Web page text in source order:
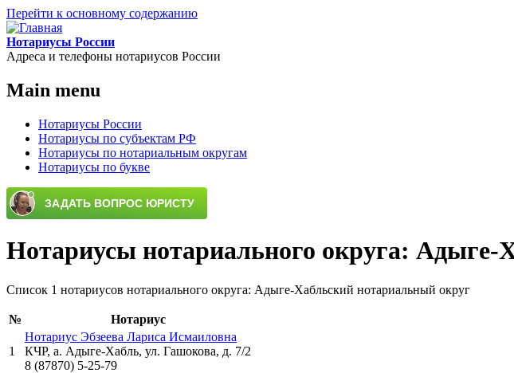
Перейти к основному содержанию
Нотариусы России
Адреса и телефоны нотариусов России
Main menu
Нотариусы России
Нотариусы по субъектам РФ
Нотариусы по нотариальным округам
Нотариусы по букве
Нотариусы нотариального округа: Адыге-
Список 1 нотариусов нотариального округа: Адыге-Хабльский нотариальный округ
№ Нотариус
1
Нотариус Эбзеева Лариса Исмаиловна
КЧР, а. Адыге-Хабль, ул. Гашокова, д. 7/2
8 (87870) 5-25-79